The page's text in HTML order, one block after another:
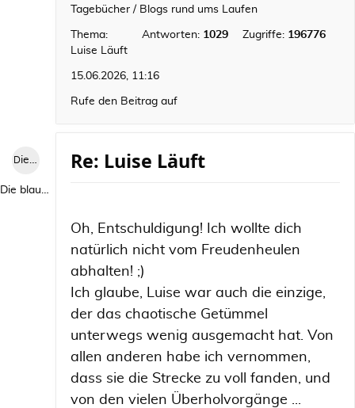
Tagebücher / Blogs rund ums Laufen
Thema:
Luise Läuft
Antworten: 1029 Zugriffe: 196776
15.06.2026, 11:16
Rufe den Beitrag auf
Die blaue Luise
Die blaue Luise
Re: Luise Läuft
Oh, Entschuldigung! Ich wollte dich
natürlich nicht vom Freudenheulen
abhalten! ;)
Ich glaube, Luise war auch die einzige,
der das chaotische Getümmel
unterwegs wenig ausgemacht hat. Von
allen anderen habe ich vernommen,
dass sie die Strecke zu voll fanden, und
von den vielen Überholvorgänge ...